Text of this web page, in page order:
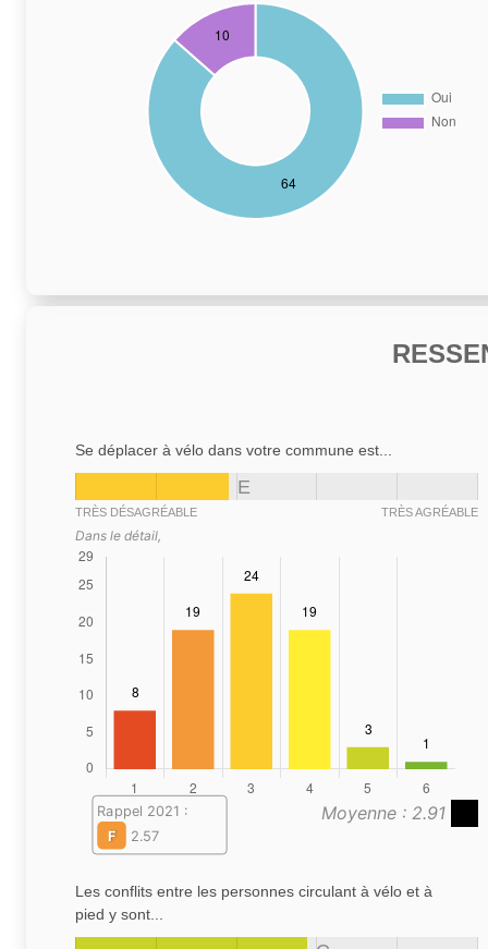
Se déplacer à vélo dans votre commune est...
E
TRÈS DÉSAGRÉABLE TRÈS AGRÉABLE
Dans le détail,
Moyenne : 2.91
Rappel 2021 :
F
2.57
Les conflits entre les personnes circulant à vélo et à
pied y sont...